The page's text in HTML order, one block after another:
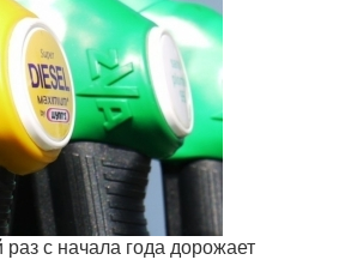
с начала года дорожает